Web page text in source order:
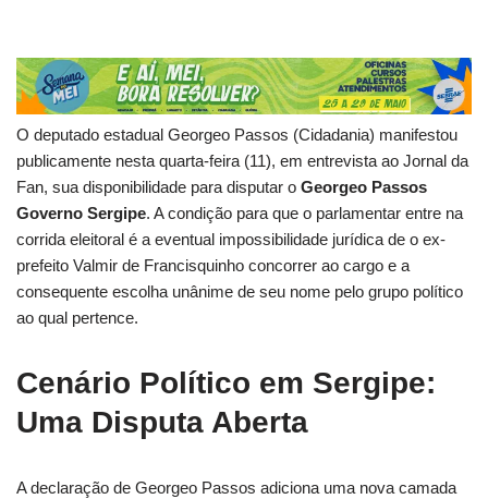
O deputado estadual Georgeo Passos (Cidadania) manifestou
publicamente nesta quarta-feira (11), em entrevista ao Jornal da
Fan, sua disponibilidade para disputar o Georgeo Passos
Governo Sergipe. A condição para que o parlamentar entre na
corrida eleitoral é a eventual impossibilidade jurídica de o ex-
prefeito Valmir de Francisquinho concorrer ao cargo e a
consequente escolha unânime de seu nome pelo grupo político
ao qual pertence.
Cenário Político em Sergipe:
Uma Disputa Aberta
A declaração de Georgeo Passos adiciona uma nova camada